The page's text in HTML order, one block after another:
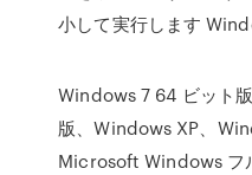
小して実行します
Windows 7 64 ビット
版、Windows XP、
Microsoft Windows フ